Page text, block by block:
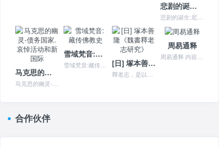
悲剧的诞生:尼采美学文选(修订本)：尼采美学文选(修订本)
马克思的幽灵-债务国家.哀悼活动和新国际
雪域梵音:藏传佛教史
[日] 塚本善隆《魏書釋老志研究》
周易通释
合作伙伴